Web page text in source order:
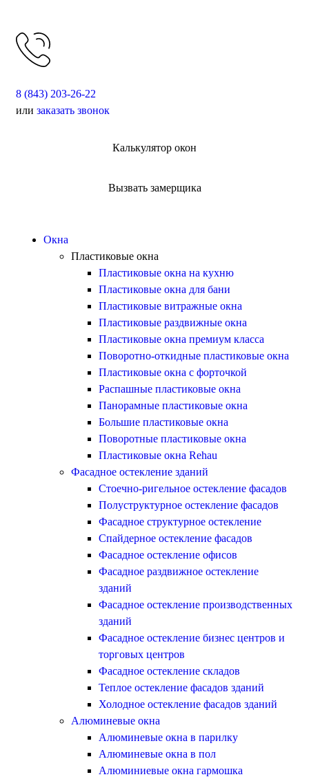
8 (843) 203-26-22
или заказать звонок
Калькулятор окон
Вызвать замерщика
Окна
Пластиковые окна
Пластиковые окна на кухню
Пластиковые окна для бани
Пластиковые витражные окна
Пластиковые раздвижные окна
Пластиковые окна премиум класса
Поворотно-откидные пластиковые окна
Пластиковые окна с форточкой
Распашные пластиковые окна
Панорамные пластиковые окна
Большие пластиковые окна
Поворотные пластиковые окна
Пластиковые окна Rehau
Фасадное остекление зданий
Стоечно-ригельное остекление фасадов
Полуструктурное остекление фасадов
Фасадное структурное остекление
Спайдерное остекление фасадов
Фасадное остекление офисов
Фасадное раздвижное остекление
зданий
Фасадное остекление производственных
зданий
Фасадное остекление бизнес центров и
торговых центров
Фасадное остекление складов
Теплое остекление фасадов зданий
Холодное остекление фасадов зданий
Алюминевые окна
Алюминевые окна в парилку
Алюминевые окна в пол
Алюминиевые окна гармошка